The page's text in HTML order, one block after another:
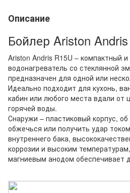
Описание
Бойлер Ariston
Ariston Andris R15U – компактный
водонагреватель со стеклянной
предназначен для одной или
Идеально подходит для кухонь,
кабин или любого места вдали от
горячей воды.
Снаружи – пластиковый корпус,
обжечься или получить удар
внутреннего бака,
коррозии и высоким
магниевым анодом обеспечивает